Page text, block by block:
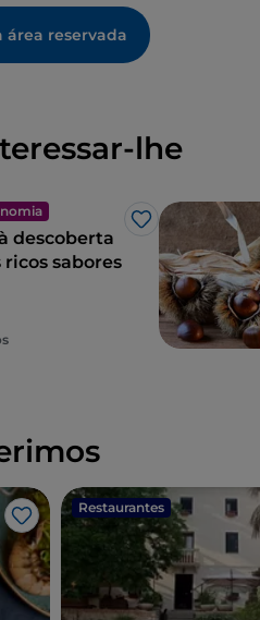
área reservada
lhe
Gosto
descoberta
ricos sabores
Gosto
Restaurantes